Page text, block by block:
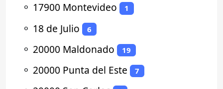
⚬ 17900 Montevideo 1
⚬ 18 de Julio 6
⚬ 20000 Maldonado 19
⚬ 20000 Punta del Este 7